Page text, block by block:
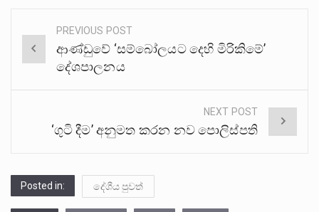
Post
navigation
PREVIOUS POST
ආණ්ඩුවේ ‘සම්බෝලයට දෙහි මිරිකිමේ’
දේශපාලනය
NEXT POST
‘ගුටි දීම’ අනුමත කරන නව පොලිස්පති
Posted in: දේශීය පුවත්